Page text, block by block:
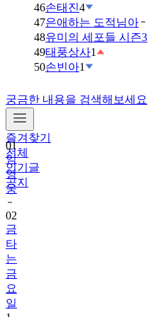
46손태진4
47은애하는 도적님아
48유미의 세포들 시즌3
49태풍상사1
50손빈아1
궁금한 내용을 검색해보세요
즐겨찾기
전체
인기글
공지
01
임
영
웅
02
금
타
는
금
요
일